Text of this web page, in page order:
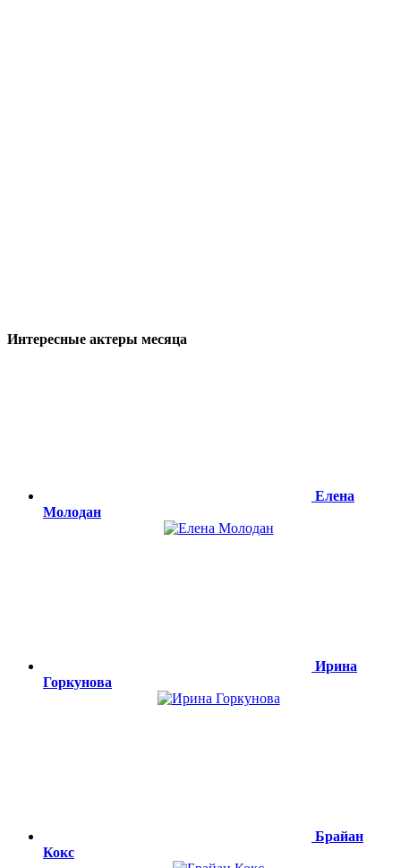
Интересные актеры месяца
Елена
Молодан
Ирина
Горкунова
Брайан
Кокс